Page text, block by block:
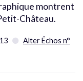
montrent
Château.
Alter Échos n°